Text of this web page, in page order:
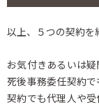
以上、５つの契約を
お気付きあるいは
死後事務委任契約
契約でも代理人や